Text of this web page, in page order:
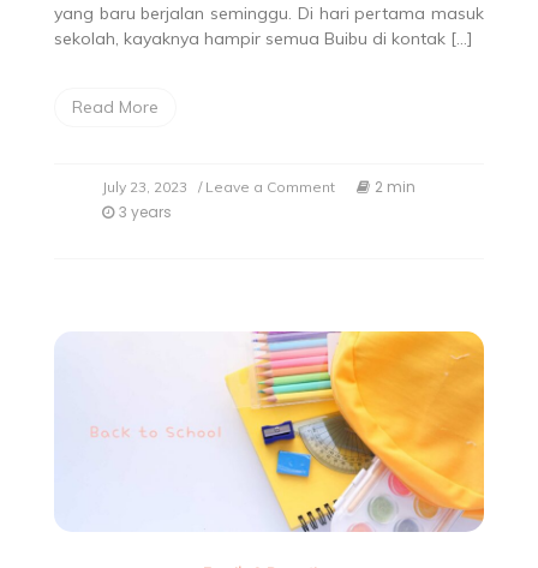
yang baru berjalan seminggu. Di hari pertama masuk
sekolah, kayaknya hampir semua Buibu di kontak […]
Read More
July 23, 2023 / Leave a Comment
2 min
3 years